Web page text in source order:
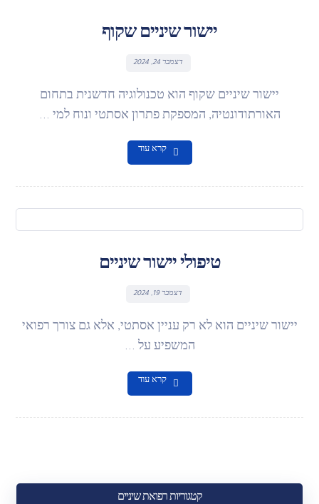
יישור שיניים שקוף
דצמבר 24, 2024
יישור שיניים שקוף הוא טכנולוגיה חדשנית בתחום
האורתודונטיה, המספקת פתרון אסתטי ונוח למי ...
קרא עוד
טיפולי יישור שיניים
דצמבר 19, 2024
יישור שיניים הוא לא רק עניין אסתטי, אלא גם צורך רפואי
המשפיע על ...
קרא עוד
קטגוריות רפואת שיניים